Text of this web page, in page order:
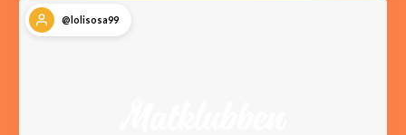
@lolisosa99